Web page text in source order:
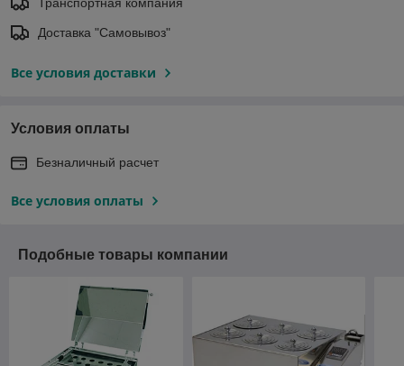
Транспортная компания
Доставка "Самовывоз"
Все условия доставки
Условия оплаты
Безналичный расчет
Все условия оплаты
Подобные товары компании